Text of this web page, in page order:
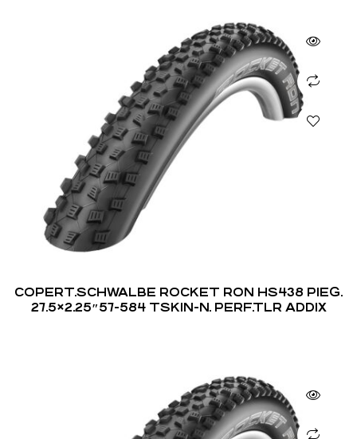
COPERT.SCHWALBE ROCKET RON HS438 PIEG.
27.5×2.25″57-584 TSKIN-N. PERF.TLR ADDIX